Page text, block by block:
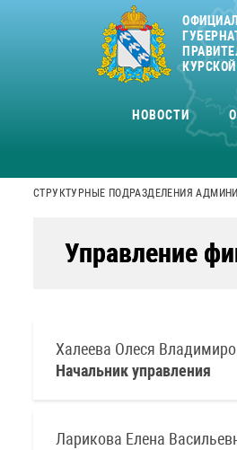
НОВОСТИ
СТРУКТУРНЫЕ ПОДРАЗДЕЛЕНИЯ
Управление
Халеева Олеся
Начальник управления
Ларикова Елена